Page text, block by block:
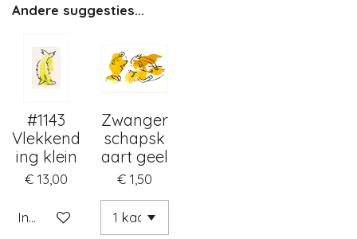
Andere suggesties...
#1143
Vlekkend
ing klein
€ 13,00
In winkelwagen
Zwanger
schapsk
aart geel
€ 1,50